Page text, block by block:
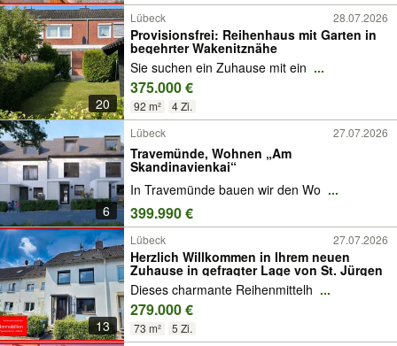
20
Lübeck 28.07.2026
Provisionsfrei: Reihenhaus mit Garten in
begehrter Wakenitznähe
Sie suchen ein Zuhause mit ein ...
375.000 €
92 m² 4 Zi.
6
Lübeck 27.07.2026
Travemünde, Wohnen „Am
Skandinavienkai“
In Travemünde bauen wir den Wo ...
399.990 €
13
Lübeck 27.07.2026
Herzlich Willkommen in Ihrem neuen
Zuhause in gefragter Lage von St. Jürgen
Dieses charmante Reihenmittelh ...
279.000 €
73 m² 5 Zi.